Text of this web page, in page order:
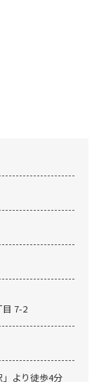
目 7-2
より徒歩4分